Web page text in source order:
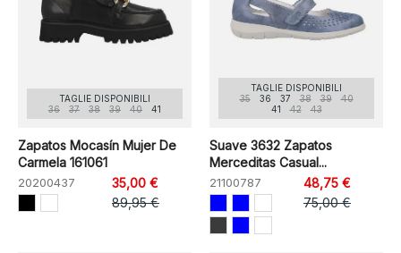
TAGLIE DISPONIBILI
36
37 38 39 40 41
Zapatos Mocasín Mujer De
Carmela 161061
20200437
35,00 €
89,95 €
TAGLIE DISPONIBILI
35
36 37 38 39
40
41
42 43
Suave 3632 Zapatos
Merceditas Casual...
21100787
48,75 €
75,00 €